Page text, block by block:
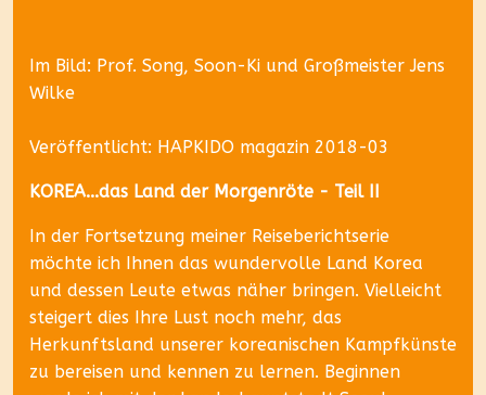
Im Bild: Prof. Song, Soon-Ki und Großmeister Jens
Wilke
Veröffentlicht: HAPKIDO magazin 2018-03
KOREA...das Land der Morgenröte - Teil II
In der Fortsetzung meiner Reiseberichtserie
möchte ich Ihnen das wundervolle Land Korea
und dessen Leute etwas näher bringen. Vielleicht
steigert dies Ihre Lust noch mehr, das
Herkunftsland unserer koreanischen Kampfkünste
zu bereisen und kennen zu lernen. Beginnen